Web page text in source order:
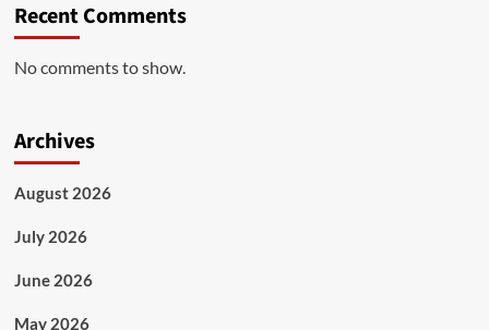
Recent Comments
No comments to show.
Archives
August 2026
July 2026
June 2026
May 2026